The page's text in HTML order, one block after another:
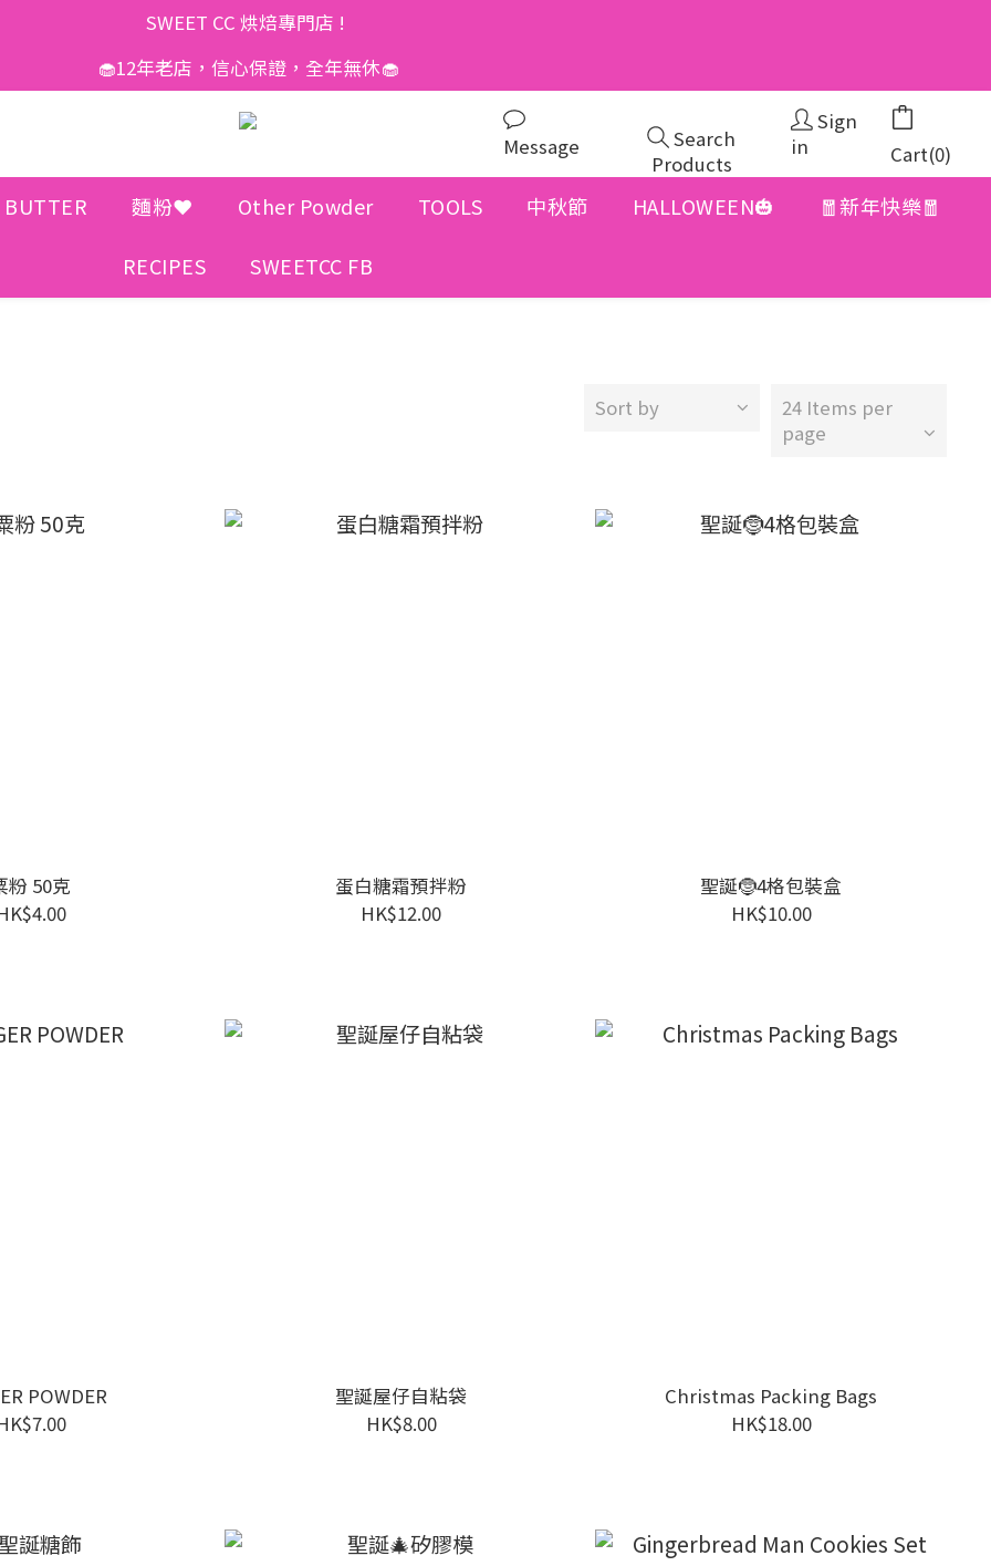
SWEET CC 烘焙專門店 !
🧁12年老店，信心保證，全年無休🧁
Message
Search
Products
Sign
in
Cart(0)
BUTTER 麵粉❤️ Other Powder TOOLS 中秋節 HALLOWEEN🎃 🧧新年快樂🧧
RECIPES SWEETCC FB
Sort by
24 Items per
page
粉 50克
蛋白糖霜預拌粉
HK$12.00
聖誕🤶4格包裝盒
HK$10.00
POWDER
聖誕屋仔自粘袋
HK$8.00
Christmas Packing Bags
HK$18.00